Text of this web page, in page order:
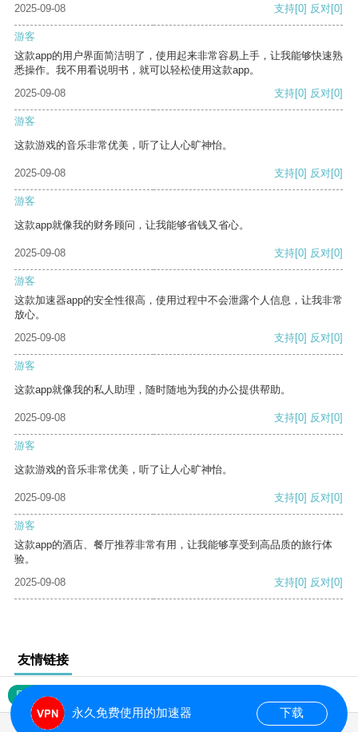
2025-09-08 支持[0] 反对[0]
游客
这款app的用户界面简洁明了，使用起来非常容易上手，让我能够快速熟
悉操作。我不用看说明书，就可以轻松使用这款app。
2025-09-08
支持[0] 反对[0]
游客
这款游戏的音乐非常优美，听了让人心旷神怡。
2025-09-08 支持[0] 反对[0]
游客
这款app就像我的财务顾问，让我能够省钱又省心。
2025-09-08 支持[0] 反对[0]
游客
这款加速器app的安全性很高，使用过程中不会泄露个人信息，让我非常
放心。
2025-09-08
支持[0] 反对[0]
游客
这款app就像我的私人助理，随时随地为我的办公提供帮助。
2025-09-08 支持[0] 反对[0]
游客
这款游戏的音乐非常优美，听了让人心旷神怡。
2025-09-08 支持[0] 反对[0]
游客
这款app的酒店、餐厅推荐非常有用，让我能够享受到高品质的旅行体
验。
2025-09-08
支持[0] 反对[0]
友情链接
网站地图
永久免费使用的加速器 下载